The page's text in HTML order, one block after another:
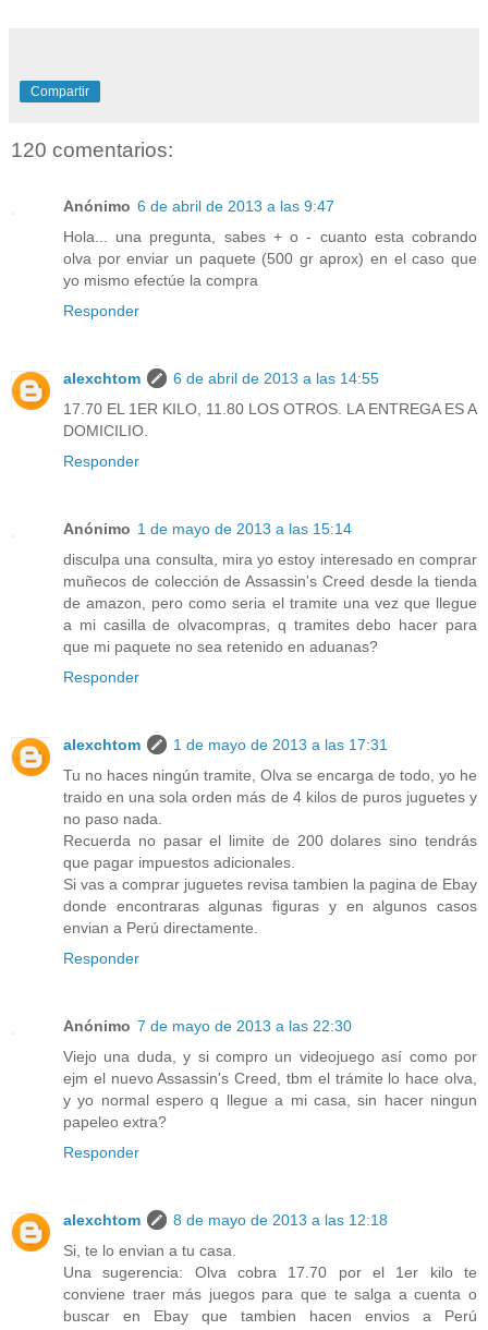
Compartir
120 comentarios:
Anónimo 6 de abril de 2013 a las 9:47
Hola... una pregunta, sabes + o - cuanto esta cobrando
olva por enviar un paquete (500 gr aprox) en el caso que
yo mismo efectúe la compra
Responder
alexchtom
6 de abril de 2013 a las 14:55
17.70 EL 1ER KILO, 11.80 LOS OTROS. LA ENTREGA ES A
DOMICILIO.
Responder
Anónimo 1 de mayo de 2013 a las 15:14
disculpa una consulta, mira yo estoy interesado en comprar
muñecos de colección de Assassin's Creed desde la tienda
de amazon, pero como seria el tramite una vez que llegue
a mi casilla de olvacompras, q tramites debo hacer para
que mi paquete no sea retenido en aduanas?
Responder
alexchtom
1 de mayo de 2013 a las 17:31
Tu no haces ningún tramite, Olva se encarga de todo, yo he
traido en una sola orden más de 4 kilos de puros juguetes y
no paso nada.
Recuerda no pasar el limite de 200 dolares sino tendrás
que pagar impuestos adicionales.
Si vas a comprar juguetes revisa tambien la pagina de Ebay
donde encontraras algunas figuras y en algunos casos
envian a Perú directamente.
Responder
Anónimo 7 de mayo de 2013 a las 22:30
Viejo una duda, y si compro un videojuego así como por
ejm el nuevo Assassin's Creed, tbm el trámite lo hace olva,
y yo normal espero q llegue a mi casa, sin hacer ningun
papeleo extra?
Responder
alexchtom
8 de mayo de 2013 a las 12:18
Si, te lo envian a tu casa.
Una sugerencia: Olva cobra 17.70 por el 1er kilo te
conviene traer más juegos para que te salga a cuenta o
buscar en Ebay que tambien hacen envios a Perú